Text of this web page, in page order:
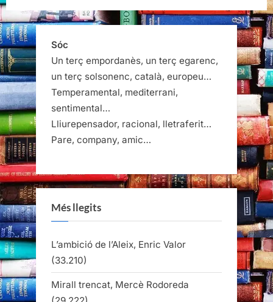
Sóc
Un terç empordanès, un terç egarenc,
un terç solsonenc, català, europeu…
Temperamental, mediterrani,
sentimental…
Lliurepensador, racional, lletraferit…
Pare, company, amic…
Més llegits
L’ambició de l’Aleix, Enric Valor
(33.210)
Mirall trencat, Mercè Rodoreda